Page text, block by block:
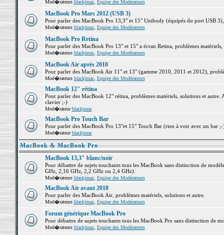
Mod�rateurs blackjmac, Equipe des Modérateurs
MacBook Pro Mars 2012 (USB 3)
Pour parler des MacBook Pro 13,3" et 15" Unibody (équipés du port USB
Mod�rateurs blackjmac, Equipe des Modérateurs
MacBook Pro Retina
Pour parler des MacBook Pro 13" et 15" a écran Retina, problèmes matériels,
Mod�rateurs blackjmac, Equipe des Modérateurs
MacBook Air après 2010
Pour parler des MacBook Air 11" et 13" (gamme 2010, 2011 et 2012),
Mod�rateurs blackjmac, Equipe des Modérateurs
MacBook 12" rétina
Pour parler des MacBook 12" rétina, problèmes matériels, solutions et
clavier ;-)
Mod�rateurblackjmac
MacBook Pro Touch Bar
Pour parler des MacBook Pro 13"et 15" Touch Bar (rien à voir avec un bar
Mod�rateurblackjmac
MacBook & MacBook Pro
MacBook 13,3" blanc/noir
Pour débattre de sujets touchants tous les MacBook sans distinction de
GHz, 2,16 GHz, 2,2 GHz ou 2,4 GHz).
Mod�rateurs blackjmac, Equipe des Modérateurs
MacBook Air avant 2010
Pour parler des MacBook Air, problèmes matériels, solutions et autre.
Mod�rateurs blackjmac, Equipe des Modérateurs
Forum générique MacBook Pro
Pour débattre de sujets touchants tous les MacBook Pro sans distinction de
Mod�rateurs blackjmac, Equipe des Modérateurs